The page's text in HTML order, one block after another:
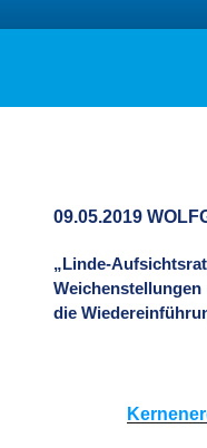
AFD
Unsere Politik für
09.05.2019
„Linde-
die